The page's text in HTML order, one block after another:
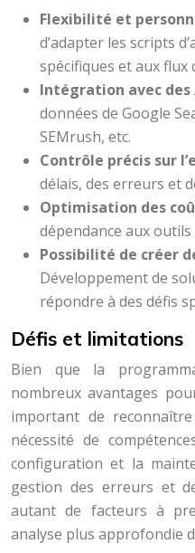
Flexibilité et
d’adapter les scripts
spécifiques et aux flux
Intégration avec des
données de Google
SEMrush, etc.
Contrôle précis sur
délais, des erreurs et
Optimisation des
dépendance aux outils
Possibilité de créer
Développement de
répondre à des défis
Défis et limitations
Bien que la
nombreux avantages
important de
nécessité de
configuration et la
gestion des erreurs et
autant de facteurs à
analyse plus approfondie